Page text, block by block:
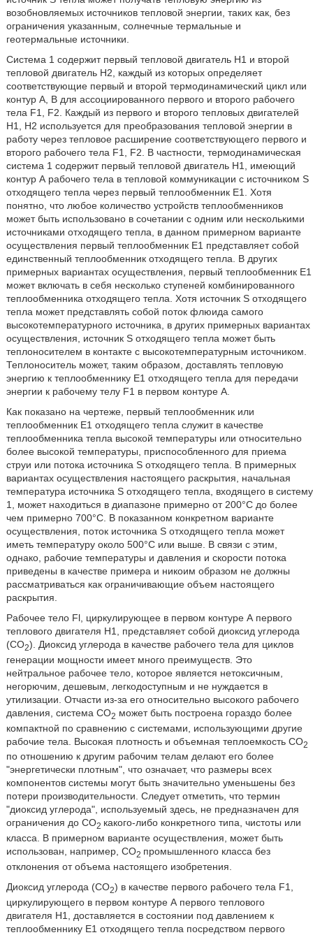
возобновляемых источников тепловой энергии, таких как, без
ограничения указанным, солнечные термальные и
геотермальные источники.
Система 1 содержит первый тепловой двигатель Н1 и второй
тепловой двигатель H2, каждый из которых определяет
соответствующие первый и второй термодинамический цикл или
контур А, В для ассоциированного первого и второго рабочего
тела F1, F2. Каждый из первого и второго тепловых двигателей
H1, Н2 используется для преобразования тепловой энергии в
работу через тепловое расширение соответствующего первого и
второго рабочего тела F1, F2. В частности, термодинамическая
система 1 содержит первый тепловой двигатель H1, имеющий
контур А рабочего тела в тепловой коммуникации с источником S
отходящего тепла через первый теплообменник E1. Хотя
понятно, что любое количество устройств теплообменников
может быть использовано в сочетании с одним или несколькими
источниками отходящего тепла, в данном примерном варианте
осуществления первый теплообменник Е1 представляет собой
единственный теплообменник отходящего тепла. В других
примерных вариантах осуществления, первый теплообменник Е1
может включать в себя несколько ступеней комбинированного
теплообменника отходящего тепла. Хотя источник S отходящего
тепла может представлять собой поток флюида самого
высокотемпературного источника, в других примерных вариантах
осуществления, источник S отходящего тепла может быть
теплоносителем в контакте с высокотемпературным источником.
Теплоноситель может, таким образом, доставлять тепловую
энергию к теплообменнику Е1 отходящего тепла для передачи
энергии к рабочему телу F1 в первом контуре А.
Как показано на чертеже, первый теплообменник или
теплообменник Е1 отходящего тепла служит в качестве
теплообменника тепла высокой температуры или относительно
более высокой температуры, приспособленного для приема
струи или потока источника S отходящего тепла. В примерных
вариантах осуществления настоящего раскрытия, начальная
температура источника S отходящего тепла, входящего в систему
1, может находиться в диапазоне примерно от 200°С до более
чем примерно 700°С. В показанном конкретном варианте
осуществления, поток источника S отходящего тепла может
иметь температуру около 500°С или выше. В связи с этим,
однако, рабочие температуры и давления и скорости потока
приведены в качестве примера и никоим образом не должны
рассматриваться как ограничивающие объем настоящего
раскрытия.
Рабочее тело Fl, циркулирующее в первом контуре А первого
теплового двигателя H1, представляет собой диоксид углерода
(CO2). Диоксид углерода в качестве рабочего тела для циклов
генерации мощности имеет много преимуществ. Это
нейтральное рабочее тело, которое является нетоксичным,
негорючим, дешевым, легкодоступным и не нуждается в
утилизации. Отчасти из-за его относительно высокого рабочего
давления, система CO2 может быть построена гораздо более
компактной по сравнению с системами, использующими другие
рабочие тела. Высокая плотность и объемная теплоемкость CO2
по отношению к другим рабочим телам делают его более
ʺэнергетически плотнымʺ, что означает, что размеры всех
компонентов системы могут быть значительно уменьшены без
потери производительности. Следует отметить, что термин
ʺдиоксид углеродаʺ, используемый здесь, не предназначен для
ограничения до CO2 какого-либо конкретного типа, чистоты или
класса. В примерном варианте осуществления, может быть
использован, например, CO2 промышленного класса без
отклонения от объема настоящего изобретения.
Диоксид углерода (CO2) в качестве первого рабочего тела F1,
циркулирующего в первом контуре А первого теплового
двигателя Н1, доставляется в состоянии под давлением к
теплообменнику E1 отходящего тепла посредством первого